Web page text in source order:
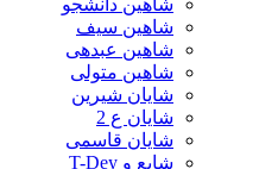
شاهین دانشجو
شاهین سیف
شاهین عبدهی
شاهین متولی
شایان شیرین
شایان ع 2
شایان قاسمی
شایع و T-Dey